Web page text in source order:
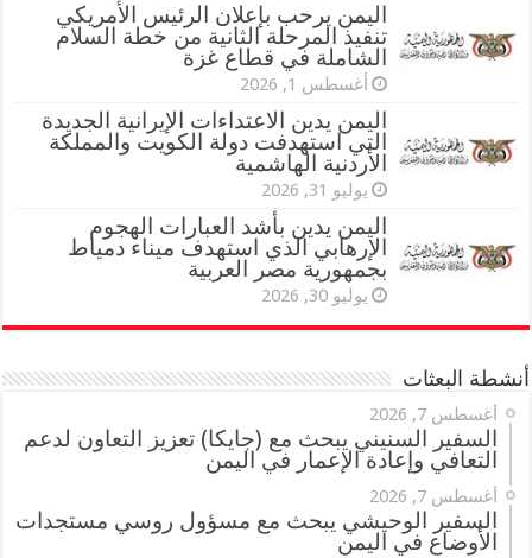
اليمن يرحب بإعلان الرئيس الأمريكي
تنفيذ المرحلة الثانية من خطة السلام
الشاملة في قطاع غزة
أغسطس 1, 2026
اليمن يدين الاعتداءات الإيرانية الجديدة
التي استهدفت دولة الكويت والمملكة
الأردنية الهاشمية
يوليو 31, 2026
اليمن يدين بأشد العبارات الهجوم
الإرهابي الذي استهدف ميناء دمياط
بجمهورية مصر العربية
يوليو 30, 2026
أنشطة البعثات
أغسطس 7, 2026
السفير السنيني يبحث مع (جايكا) تعزيز التعاون لدعم
التعافي وإعادة الإعمار في اليمن
أغسطس 7, 2026
السفير الوحيشي يبحث مع مسؤول روسي مستجدات
الأوضاع في اليمن